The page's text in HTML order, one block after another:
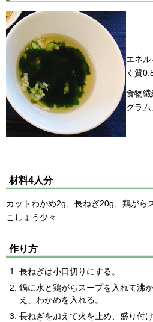
エネ
く質
食物
グラ
材料4人分
カットわかめ2g、長ねぎ20g、鶏がら
こしょう少々
作り方
長ねぎは小口切りにする。
鍋に水と鶏がらスープを入れて沸
え、わかめを入れる。
長ねぎを加えて火を止め、盛り付け